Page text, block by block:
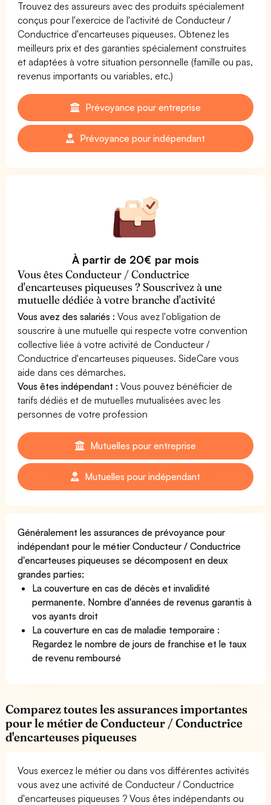
Trouvez des assureurs avec des produits spécialement
conçus pour l'exercice de l'activité de Conducteur /
Conductrice d'encarteuses piqueuses. Obtenez les
meilleurs prix et des garanties spécialement construites
et adaptées à votre situation personnelle (famille ou pas,
revenus importants ou variables, etc.)
Prévoyance pour entreprise
Prévoyance pour indépendant
À partir de 20€ par mois
Vous êtes Conducteur / Conductrice
d'encarteuses piqueuses ? Souscrivez à une
mutuelle dédiée à votre branche d'activité
Vous avez des salariés : Vous avez l'obligation de
souscrire à une mutuelle qui respecte votre convention
collective liée à votre activité de Conducteur /
Conductrice d'encarteuses piqueuses. SideCare vous
aide dans ces démarches.
Vous êtes indépendant : Vous pouvez bénéficier de
tarifs dédiés et de mutuelles mutualisées avec les
personnes de votre profession
Mutuelles pour entreprise
Mutuelles pour indépendant
Généralement les assurances de prévoyance pour
indépendant pour le métier Conducteur / Conductrice
d'encarteuses piqueuses se décomposent en deux
grandes parties:
La couverture en cas de décès et invalidité
permanente. Nombre d'années de revenus garantis à
vos ayants droit
La couverture en cas de maladie temporaire :
Regardez le nombre de jours de franchise et le taux
de revenu remboursé
Comparez toutes les assurances importantes
pour le métier de Conducteur / Conductrice
d'encarteuses piqueuses
Vous exercez le métier ou dans vos différentes activités
vous avez une activité de Conducteur / Conductrice
d'encarteuses piqueuses ? Vous êtes indépendants ou